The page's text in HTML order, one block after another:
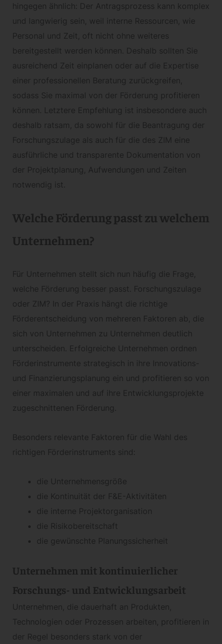
hingegen ähnlich: Der Antragsprozess kann komplex
und langwierig sein, weil interne Ressourcen, wie
Personal und Zeit, oft nicht ohne weiteres
bereitgestellt werden können. Deshalb sollten Sie
ausreichend Zeit einplanen oder auf die Expertise
einer professionellen Beratung zurückgreifen,
sodass Sie maximal von der Förderung profitieren
können. Letztere Empfehlung ist insbesondere auch
deshalb ratsam, da sowohl für die Beantragung der
Forschungszulage als auch für die des ZIM eine
ausführliche und transparente Dokumentation von
der Projektplanung, Aufwendungen und Zeiten
notwendig ist.
Welche Förderung passt zu welchem
Unternehmen?
Für Unternehmen stellt sich nun häufig die Frage,
welche Förderung besser passt. Forschungszulage
oder ZIM? In der Praxis hängt die richtige
Förderentscheidung von mehreren Faktoren ab, die
sich von Unternehmen zu Unternehmen deutlich
unterscheiden. Erfolgreiche Unternehmen ordnen
Förderinstrumente strategisch in ihre Innovations-
und Finanzierungsplanung ein und profitieren so von
einer maximalen und auf ihre Entwicklungsprojekte
zugeschnittenen Förderung.
Besonders relevante Faktoren für die Wahl des
richtigen Förderinstruments sind:
die Unternehmensgröße
die Kontinuität der F&E-Aktivitäten
die interne Projektorganisation
die Risikobereitschaft
die gewünschte Planungssicherheit
Unternehmen mit kontinuierlicher
Forschungs- und Entwicklungsarbeit
Unternehmen, die dauerhaft an Produkten,
Technologien oder Prozessen arbeiten, profitieren in
der Regel besonders stark von der